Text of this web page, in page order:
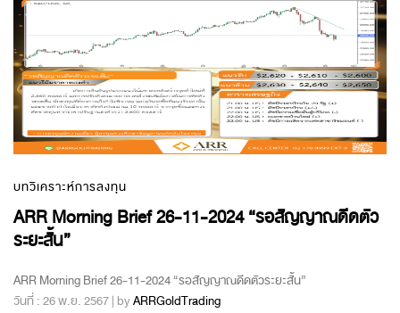
บทวิเคราะห์การลงทุน
ARR Morning Brief 26-11-2024 “รอสัญญาณดีดตัว
ระยะสั้น”
ARR Morning Brief 26-11-2024 “รอสัญญาณดีดตัวระยะสั้น”
วันที่ : 26 พ.ย. 2567 | byARRGoldTrading